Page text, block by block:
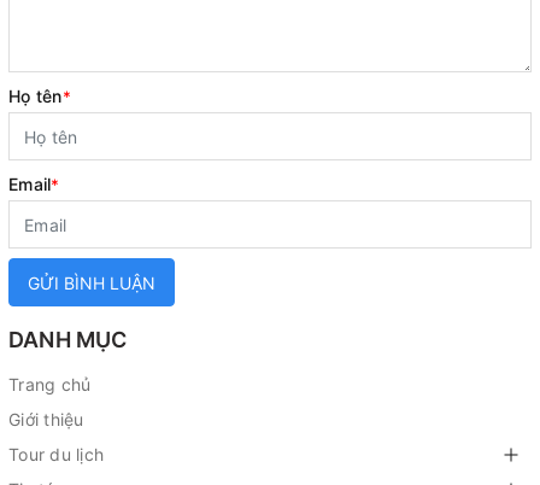
Họ tên*
Email*
GỬI BÌNH LUẬN
DANH MỤC
Trang chủ
Giới thiệu
Tour du lịch